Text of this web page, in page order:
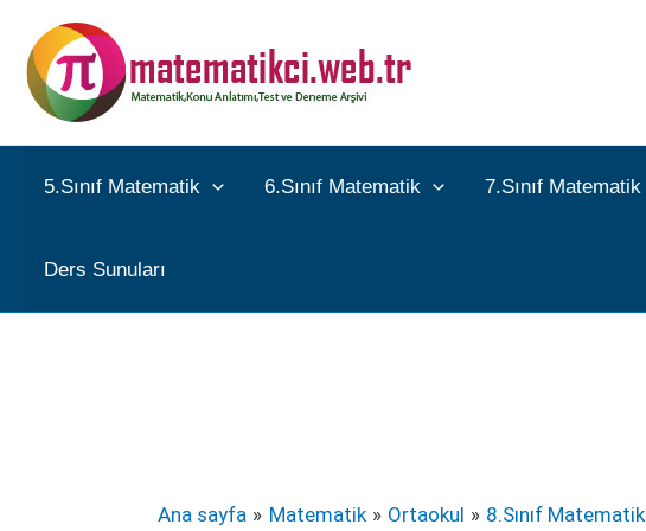
atla
5.Sınıf Matematik 6.Sınıf Matematik 7.Sınıf Matematik
Ders Sunuları
Ana sayfa Matematik Ortaokul 8.Sınıf Matematik